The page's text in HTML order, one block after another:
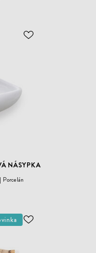
ODOBER
NÁSYPKA
Porcelán
ODOBER